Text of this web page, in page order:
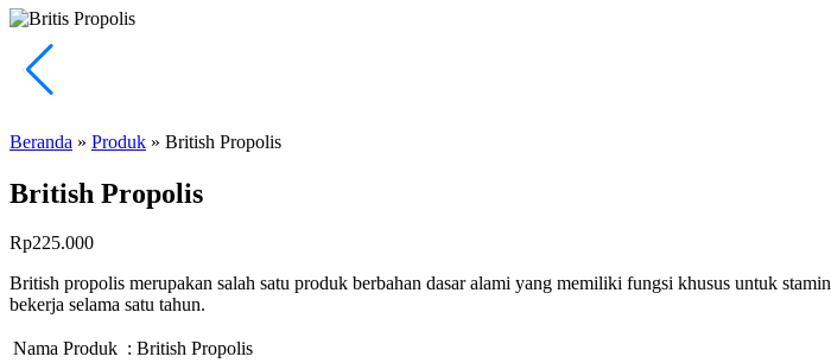
Beranda » Produk » British Propolis
British Propolis
Rp225.000
British propolis merupakan salah satu produk berbahan dasar alami yang memiliki fungsi khusus untuk
bekerja selama satu tahun.
Nama Produk : British Propolis